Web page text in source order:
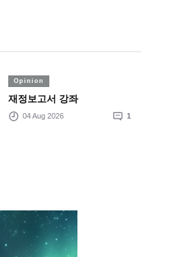
Opinion
재정보고서 강좌
04 Aug 2026 1